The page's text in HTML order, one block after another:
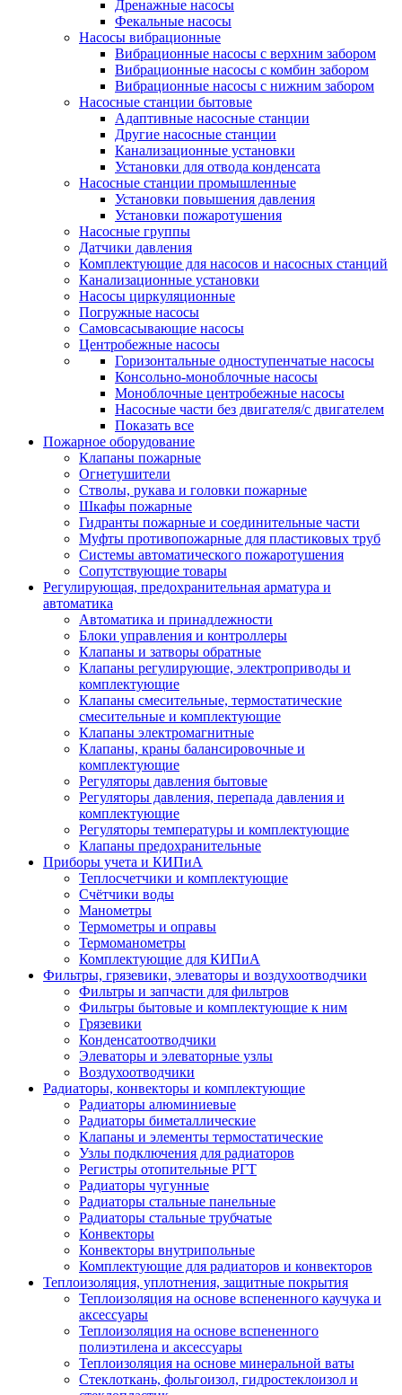
Дренажные насосы
Фекальные насосы
Насосы вибрационные
Вибрационные насосы с верхним забором
Вибрационные насосы с комбин забором
Вибрационные насосы с нижним забором
Насосные станции бытовые
Адаптивные насосные станции
Другие насосные станции
Канализационные установки
Установки для отвода конденсата
Насосные станции промышленные
Установки повышения давления
Установки пожаротушения
Насосные группы
Датчики давления
Комплектующие для насосов и насосных станций
Канализационные установки
Насосы циркуляционные
Погружные насосы
Самовсасывающие насосы
Центробежные насосы
Горизонтальные одноступенчатые насосы
Консольно-моноблочные насосы
Моноблочные центробежные насосы
Насосные части без двигателя/с двигателем
Показать все
Пожарное оборудование
Клапаны пожарные
Огнетушители
Стволы, рукава и головки пожарные
Шкафы пожарные
Гидранты пожарные и соединительные части
Муфты противопожарные для пластиковых труб
Системы автоматического пожаротушения
Сопутствующие товары
Регулирующая, предохранительная арматура и
автоматика
Автоматика и принадлежности
Блоки управления и контроллеры
Клапаны и затворы обратные
Клапаны регулирующие, электроприводы и
комплектующие
Клапаны смесительные, термостатические
смесительные и комплектующие
Клапаны электромагнитные
Клапаны, краны балансировочные и
комплектующие
Регуляторы давления бытовые
Регуляторы давления, перепада давления и
комплектующие
Регуляторы температуры и комплектующие
Клапаны предохранительные
Приборы учета и КИПиА
Теплосчетчики и комплектующие
Счётчики воды
Манометры
Термометры и оправы
Термоманометры
Комплектующие для КИПиА
Фильтры, грязевики, элеваторы и воздухоотводчики
Фильтры и запчасти для фильтров
Фильтры бытовые и комплектующие к ним
Грязевики
Конденсатоотводчики
Элеваторы и элеваторные узлы
Воздухоотводчики
Радиаторы, конвекторы и комплектующие
Радиаторы алюминиевые
Радиаторы биметаллические
Клапаны и элементы термостатические
Узлы подключения для радиаторов
Регистры отопительные РГТ
Радиаторы чугунные
Радиаторы стальные панельные
Радиаторы стальные трубчатые
Конвекторы
Конвекторы внутрипольные
Комплектующие для радиаторов и конвекторов
Теплоизоляция, уплотнения, защитные покрытия
Теплоизоляция на основе вспененного каучука и
аксессуары
Теплоизоляция на основе вспененного
полиэтилена и аксессуары
Теплоизоляция на основе минеральной ваты
Стеклоткань, фольгоизол, гидростеклоизол и